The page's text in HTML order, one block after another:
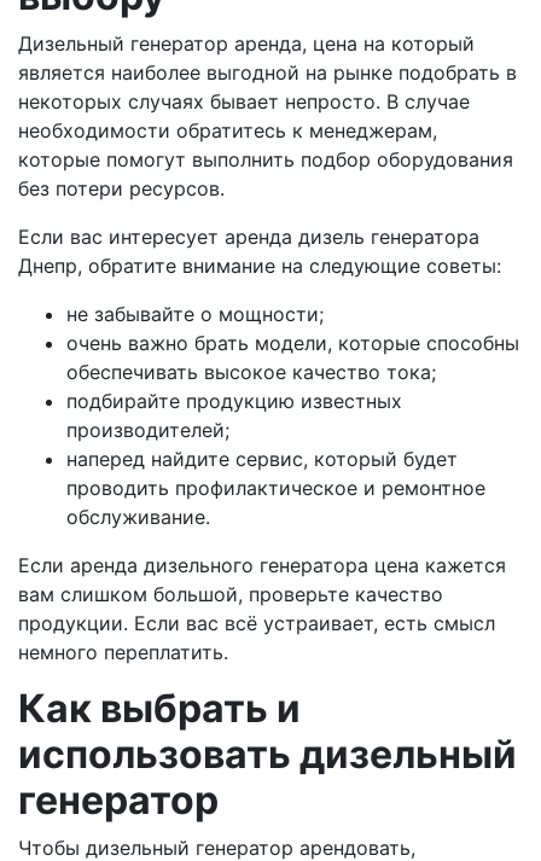
Дизельный генератор аренда, цена на который
является наиболее выгодной на рынке подобрать в
некоторых случаях бывает непросто. В случае
необходимости обратитесь к менеджерам,
которые помогут выполнить подбор оборудования
без потери ресурсов.
Если вас интересует аренда дизель генератора
Днепр, обратите внимание на следующие советы:
не забывайте о мощности;
очень важно брать модели, которые способны
обеспечивать высокое качество тока;
подбирайте продукцию известных
производителей;
наперед найдите сервис, который будет
проводить профилактическое и ремонтное
обслуживание.
Если аренда дизельного генератора цена кажется
вам слишком большой, проверьте качество
продукции. Если вас всё устраивает, есть смысл
немного переплатить.
Как выбрать и
использовать дизельный
генератор
Чтобы дизельный генератор арендовать,